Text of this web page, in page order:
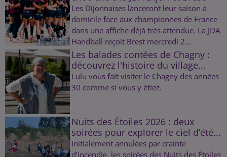
Les Dijonnaises lanceront leur saison à
domicile face aux championnes de France
dans une affiche déjà très attendue. La JDA
Handball reçoit Brest mercredi 2...
Les balades contées de Chagny :
découvrez l'histoire du village...
Lulu vous fait visiter le Chagny des années
30 comme si vous y étiez.
Nuits des Étoiles 2026 : deux
soirées pour explorer le ciel d’été...
Initialement annulées par crainte
d’incendie, les soirées des Nuits des Étoiles